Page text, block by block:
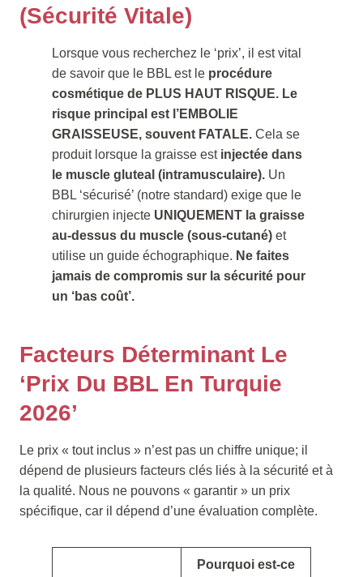
(Sécurité Vitale)
Lorsque vous recherchez le ‘prix’, il est vital
de savoir que le BBL est le procédure
cosmétique de PLUS HAUT RISQUE. Le
risque principal est l’EMBOLIE
GRAISSEUSE, souvent FATALE. Cela se
produit lorsque la graisse est injectée dans
le muscle gluteal (intramusculaire). Un
BBL ‘sécurisé’ (notre standard) exige que le
chirurgien injecte UNIQUEMENT la graisse
au-dessus du muscle (sous-cutané) et
utilise un guide échographique. Ne faites
jamais de compromis sur la sécurité pour
un ‘bas coût’.
Facteurs Déterminant Le
‘Prix Du BBL En Turquie
2026’
Le prix « tout inclus » n’est pas un chiffre unique; il
dépend de plusieurs facteurs clés liés à la sécurité et à
la qualité. Nous ne pouvons « garantir » un prix
spécifique, car il dépend d’une évaluation complète.
Pourquoi est-ce